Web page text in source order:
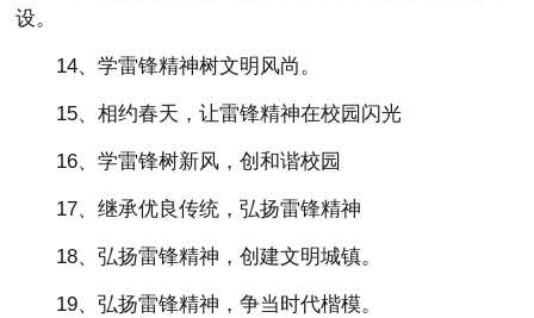
设。
14、学雷锋精神树文明风尚。
15、相约春天，让雷锋精神在校园闪光
16、学雷锋树新风，创和谐校园
17、继承优良传统，弘扬雷锋精神
18、弘扬雷锋精神，创建文明城镇。
19、弘扬雷锋精神，争当时代楷模。